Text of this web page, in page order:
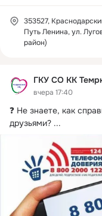
ГКУ СО КК
вчера 17:40
❓ Не знаете, как
друзьями? ...
353527,
Путь Ленина, ул.
район)